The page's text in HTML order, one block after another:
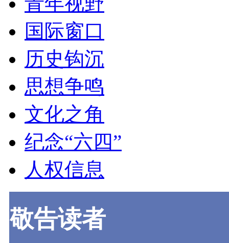
国际窗口
历史钩沉
思想争鸣
文化之角
纪念“六四”
人权信息
敬告读者